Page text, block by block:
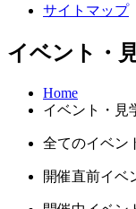
サイトマップ
イベント・
Home
イベント・見
全てのイベン
開催直前イベ